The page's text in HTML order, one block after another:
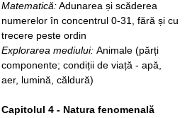
Matematică:Adunarea și scăderea
numerelor în concentrul 0-31, fără și cu
trecere peste ordin
Explorarea mediului: Animale (părți
componente; condiții de viață - apă,
aer, lumină, căldură)
Capitolul 4 - Natura fenomenală